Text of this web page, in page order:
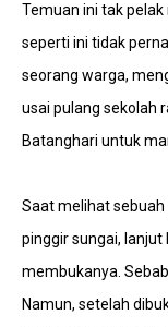
Temuan ini tak
seperti ini tidak
seorang warga,
usai pulang sekolah
Batanghari untuk
Saat melihat
pinggir sungai, lanjut
membukanya.
Namun, setelah